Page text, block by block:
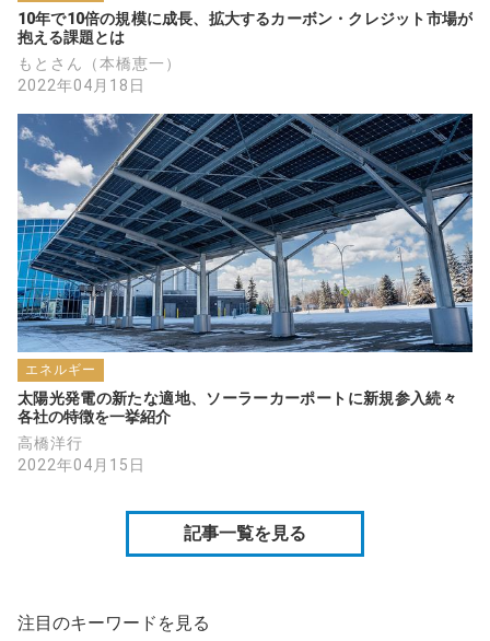
10年で10倍の規模に成長、拡大するカーボン・クレジット市場が
抱える課題とは
もとさん（本橋恵一）
2022年04月18日
エネルギー
太陽光発電の新たな適地、ソーラーカーポートに新規参入続々
各社の特徴を一挙紹介
高橋洋行
2022年04月15日
記事一覧を見る
注目のキーワードを見る